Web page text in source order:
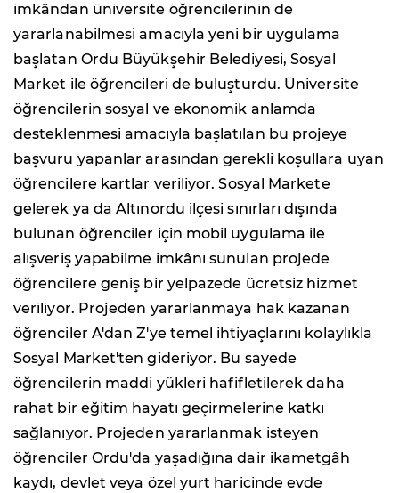
imkândan üniversite öğrencilerinin de
yararlanabilmesi amacıyla yeni bir uygulama
başlatan Ordu Büyükşehir Belediyesi, Sosyal
Market ile öğrencileri de buluşturdu. Üniversite
öğrencilerin sosyal ve ekonomik anlamda
desteklenmesi amacıyla başlatılan bu projeye
başvuru yapanlar arasından gerekli koşullara uyan
öğrencilere kartlar veriliyor. Sosyal Markete
gelerek ya da Altınordu ilçesi sınırları dışında
bulunan öğrenciler için mobil uygulama ile
alışveriş yapabilme imkânı sunulan projede
öğrencilere geniş bir yelpazede ücretsiz hizmet
veriliyor. Projeden yararlanmaya hak kazanan
öğrenciler A'dan Z'ye temel ihtiyaçlarını kolaylıkla
Sosyal Market'ten gideriyor. Bu sayede
öğrencilerin maddi yükleri hafifletilerek daha
rahat bir eğitim hayatı geçirmelerine katkı
sağlanıyor. Projeden yararlanmak isteyen
öğrenciler Ordu'da yaşadığına dair ikametgâh
kaydı, devlet veya özel yurt haricinde evde